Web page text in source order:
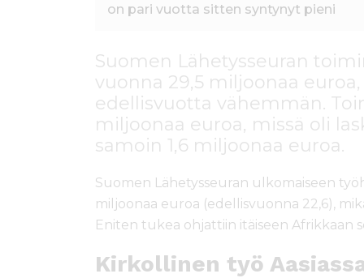
on pari vuotta sitten syntynyt pieni
Suomen Lähetysseuran
vuonna 29,5 miljoonaa
edellisvuotta vähemmän.
miljoonaa euroa, missä oli
samoin 1,6 miljoonaa euroa.
Suomen Lähetysseuran ulkomaiseen
miljoonaa euroa (edellisvuonna 22,6),
Eniten tukea ohjattiin itäiseen Afrikkaan
Kirkollinen työ